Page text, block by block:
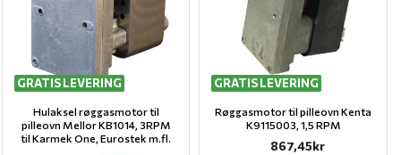
GRATIS LEVERING
Hulaksel røggasmotor til
pilleovn Mellor KB1014, 3RPM
til Karmek One, Eurostek m.fl.
GRATIS LEVERING
Røggasmotor til pilleovn Kenta
K9115003, 1,5 RPM
867,45kr